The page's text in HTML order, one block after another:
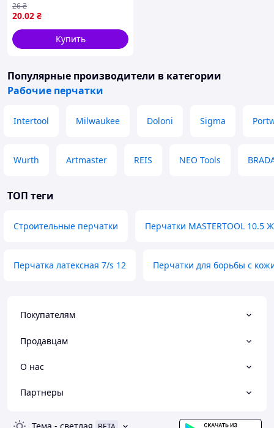
оранжевые, кратно 12
парам)
20.02 ₴
26₴
Купить
Популярные производители в категории
Рабочие перчатки
Intertool Milwaukee Doloni Sigma
Wurth Artmaster REIS NEO Tools
ТОП теги
Строительные перчатки Перчатки MASTERTOOL 10.5
Перчатка латексная 7/s 12 Перчатки для борьбы с
Покупателям
Продавцам
О нас
Партнеры